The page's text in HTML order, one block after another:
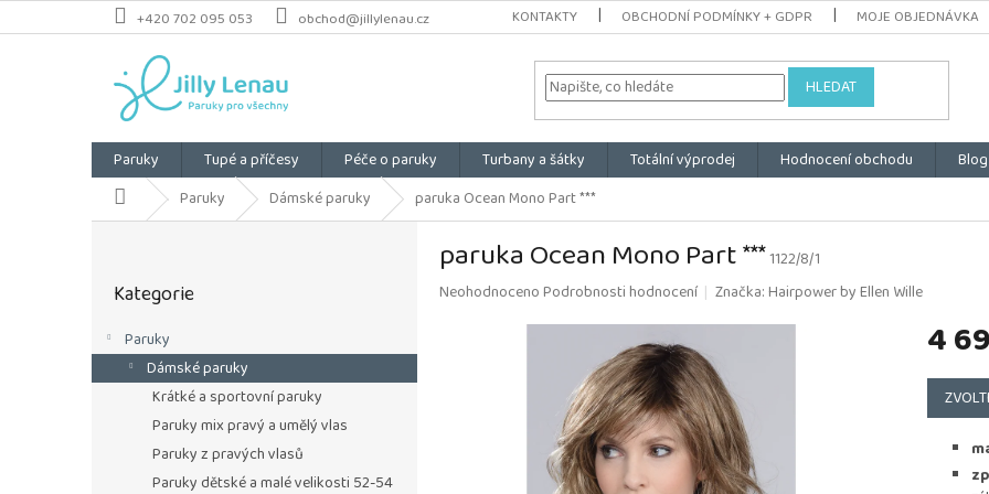
Přejít
na
+420 702 095 053 obchod@jillylenau.cz KONTAKTY OBCHODNÍ PODMÍNKY + GDPR MOJE OBJEDNÁVKA
HLEDAT
Paruky Tupé a příčesy Péče o paruky Turbany a šátky Totální výprodej Hodnocení obchodu Blog
Domů Paruky Dámské paruky paruka Ocean Mono Part ***
P
a
n
kategorie
Kategorie
Paruky
Dámské paruky
Krátké a sportovní paruky
Paruky mix pravý a umělý vlas
Paruky z pravých vlasů
Paruky dětské a malé velikosti 52-54
paruka Ocean Mono Part ***1122/8/1
Průměrné
NeohodnocenoPodrobnosti hodnocení Značka:Hairpower by Ellen Wille
4
Měrná
cena: